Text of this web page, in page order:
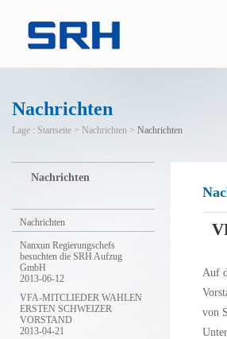
Nachrichten
Lage : Startseite > Nachrichten > Nachrichten
Nachrichten
Nachrichten
Nanxun Regierungschefs
besuchten die SRH Aufzug
GmbH
2013-06-12
VFA-MITCLIEDER WAHLEN
ERSTEN SCHWEIZER
VORSTAND
2013-04-21
Auf
von